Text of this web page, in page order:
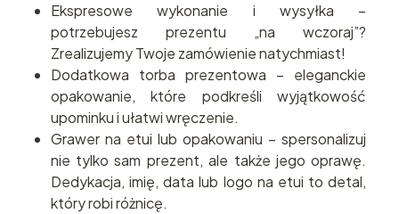
Ekspresowe wykonanie i wysyłka –
potrzebujesz prezentu „na wczoraj”?
Zrealizujemy Twoje zamówienie natychmiast!
Dodatkowa torba prezentowa – eleganckie
opakowanie, które podkreśli wyjątkowość
upominku i ułatwi wręczenie.
Grawer na etui lub opakowaniu – spersonalizuj
nie tylko sam prezent, ale także jego oprawę.
Dedykacja, imię, data lub logo na etui to detal,
który robi różnicę.